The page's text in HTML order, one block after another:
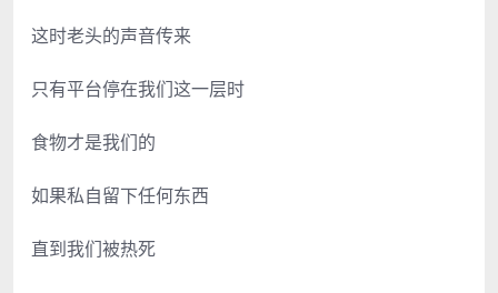
这时老头的声音传来
只有平台停在我们这一层时
食物才是我们的
如果私自留下任何东西
直到我们被热死